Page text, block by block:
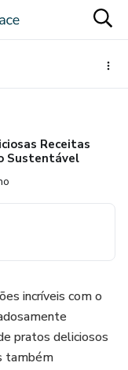
Receitas
Sustentável
incríveis com o
pratos deliciosos
também